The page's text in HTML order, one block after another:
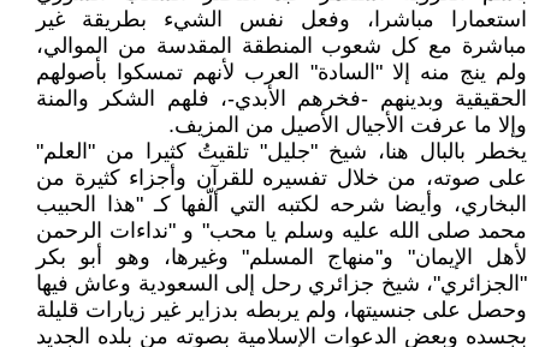
استعمارا مباشرا، وفعل نفس الشيء بطريقة غير
مباشرة مع كل شعوب المنطقة المقدسة من الموالي،
ولم ينج منه إلا "السادة" العرب لأنهم تمسكوا بأصولهم
الحقيقية وبدينهم -فخرهم الأبدي-، فلهم الشكر والمنة
وإلا ما عرفت الأجيال الأصيل من المزيف.
يخطر بالبال هنا، شيخ "جليل" تلقيتُ كثيرا من "العلم"
على صوته، من خلال تفسيره للقرآن وأجزاء كثيرة من
البخاري، وأيضا شرحه لكتبه التي ألّفها كـ "هذا الحبيب
محمد صلى الله عليه وسلم يا محب" و "نداءات الرحمن
لأهل الإيمان" و"منهاج المسلم" وغيرها، وهو أبو بكر
"الجزائري"، شيخ جزائري رحل إلى السعودية وعاش فيها
وحصل على جنسيتها، ولم يربطه بدزاير غير زيارات قليلة
بجسده وبعض الدعوات الإسلامية بصوته من بلده الجديد